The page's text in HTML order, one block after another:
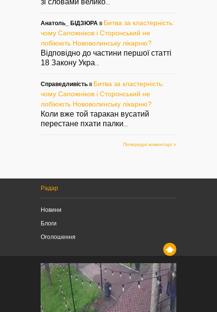
Анатоль_ БІДЗЮРА в Битва за кластерність:
чому Сапожніков і Сторонський не
лобіюють Нововолинську лікарню?
Відповідно до частини першої статті
18 Закону Укра
Справедливість в Битва за кластерність:
чому Сапожніков і Сторонський не
лобіюють Нововолинську лікарню?
Коли вже той таракан вусатий
перестане пхати палки
Попередні коментарі »
Радар
Новини
Блоги
Оголошення